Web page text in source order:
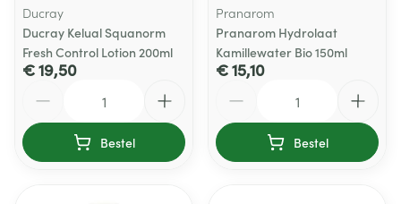
Ducray
Ducray Kelual Squanorm
Fresh Control Lotion 200ml
€ 19,50
Bestel
Pranarom
Pranarom Hydrolaat
Kamillewater Bio 150ml
€ 15,10
Bestel